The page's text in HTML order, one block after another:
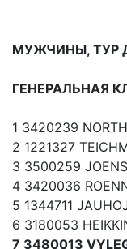
МУЖЧИНЫ, ТУР
ГЕНЕРАЛЬНАЯ
1 3420239
2 1221327
3 3500259
4 3420036
5 1344711
6 3180053
7 3480013